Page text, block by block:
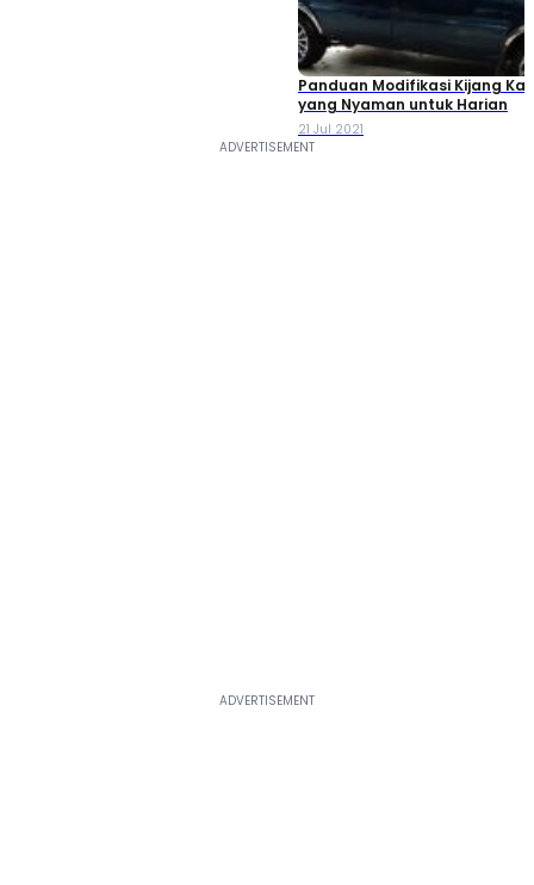
Panduan Modifikasi Kijang
yang Nyaman untuk Harian
21 Jul 2021